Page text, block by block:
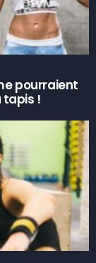
pourraient
tapis !